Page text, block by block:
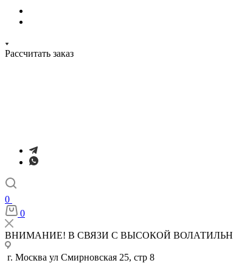
Рассчитать заказ
0
0
ВНИМАНИЕ! В СВЯЗИ С ВЫСОКОЙ
г. Москва ул Смирновская 25, стр 8